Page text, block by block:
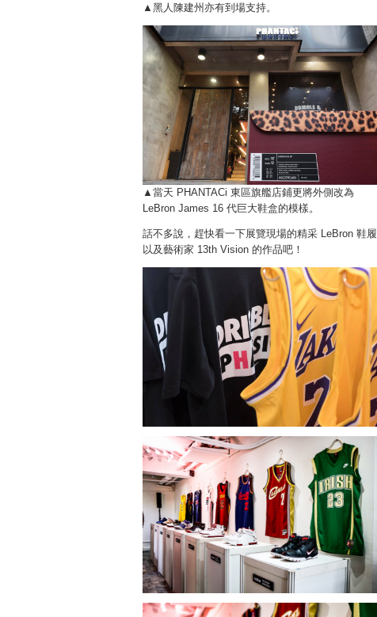
▲黑人陳建州亦有到場支持。
▲當天 PHANTACi 東區旗艦店鋪更將外側改為
LeBron James 16 代巨大鞋盒的模樣。
話不多說，趕快看一下展覽現場的精采 LeBron 鞋履
以及藝術家 13th Vision 的作品吧！